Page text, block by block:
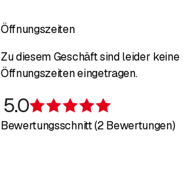
Öffnungszeiten
Zu diesem Geschäft sind leider keine
Öffnungszeiten eingetragen.
5.0
Bewertungsschnitt (2 Bewertungen)